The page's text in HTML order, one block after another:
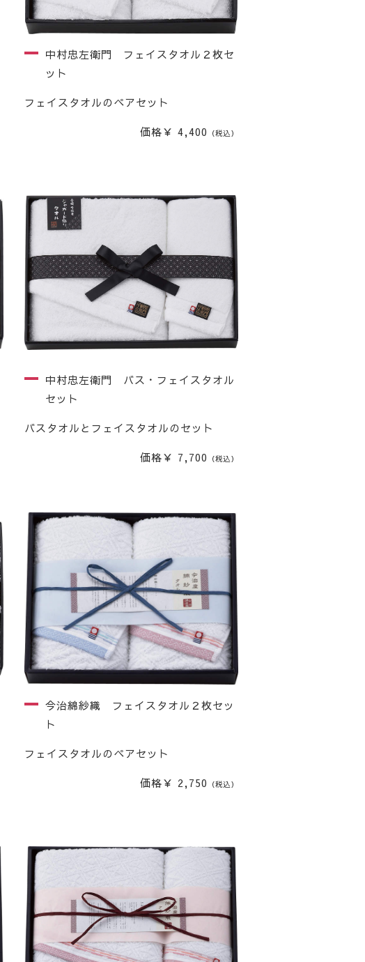
中村忠左衛門 フェイスタオル２枚セ
ット
フェイスタオルのペアセット
価格￥ 4,400 （税込）
中村忠左衛門 バス・フェイスタオル
セット
バスタオルとフェイスタオルのセット
価格￥ 7,700 （税込）
今治綿紗織 フェイスタオル２枚セッ
ト
フェイスタオルのペアセット
価格￥ 2,750 （税込）